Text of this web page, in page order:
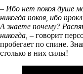
– Ибо нет покоя душе
никогда покоя, ибо
А знаете почему?
никогда, – говорит
пробегает по спине.
столько в них силы!